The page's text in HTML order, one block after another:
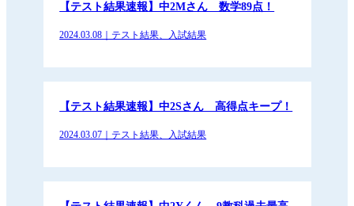
【テスト結果速報】中2Mさん 数学89点！
2024.03.08｜テスト結果、入試結果
【テスト結果速報】中2Sさん 高得点キープ！
2024.03.07｜テスト結果、入試結果